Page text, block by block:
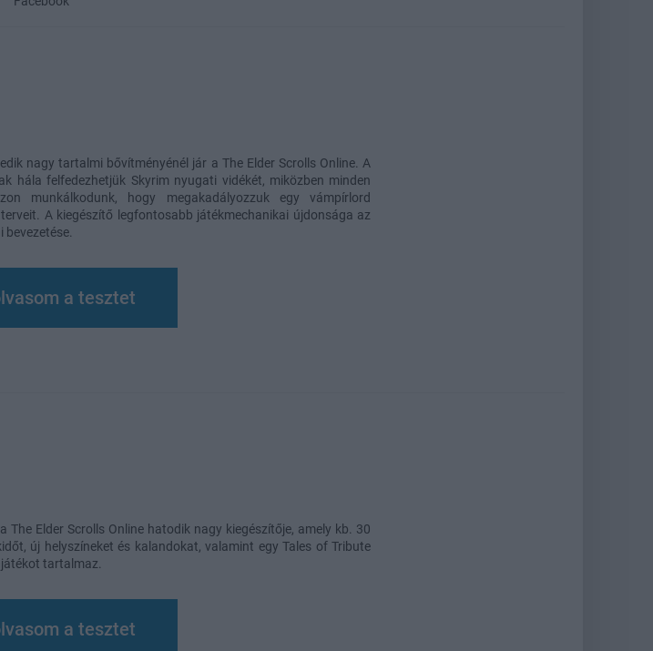
nagy tartalmi bővítményénél jár a The Elder Scrolls Online. A
hála felfedezhetjük Skyrim nyugati vidékét, miközben minden
munkálkodunk, hogy megakadályozzuk egy vámpírlord
A kiegészítő legfontosabb játékmechanikai újdonsága az
bevezetése.
a tesztet
The Elder Scrolls Online hatodik nagy kiegészítője, amely kb. 30
új helyszíneket és kalandokat, valamint egy Tales of Tribute
tartalmaz.
a tesztet